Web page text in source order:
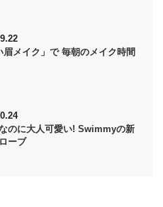
眉メイク」で 毎朝のメイク時間
のに大人可愛い! Swimmyの新
ーブ